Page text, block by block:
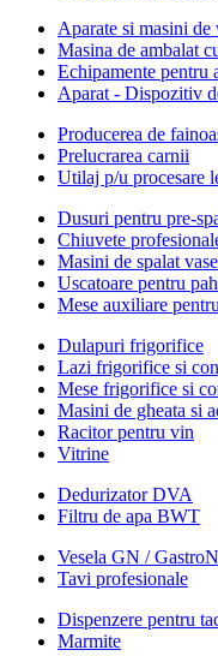
Aparate si masini de
Masina de ambalat
Echipamente pentru
Aparat - Dispozitiv
Producerea de
Prelucrarea carnii
Utilaj p/u procesare
Dusuri pentru pre-
Chiuvete
Masini de spalat
Uscatoare pentru
Mese auxiliare
Dulapuri frigorifice
Lazi frigorifice si
Mese frigorifice si
Masini de gheata si
Racitor pentru vin
Vitrine
Dedurizator DVA
Filtru de apa BWT
Vesela GN /
Tavi profesionale
Dispenzere pentru
Marmite